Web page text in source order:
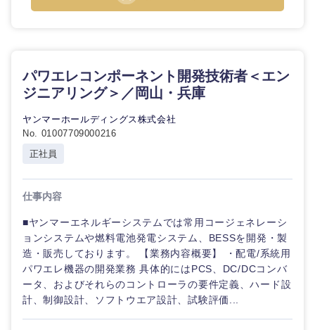
パワエレコンポーネント開発技術者＜エン
ジニアリング＞／岡山・兵庫
ヤンマーホールディングス株式会社
No. 01007709000216
正社員
仕事内容
■ヤンマーエネルギーシステムでは常用コージェネレーシ
ョンシステムや燃料電池発電システム、BESSを開発・製
造・販売しております。 【業務内容概要】 ・配電/系統用
パワエレ機器の開発業務 具体的にはPCS、DC/DCコンバ
ータ、およびそれらのコントローラの要件定義、ハード設
計、制御設計、ソフトウエア設計、試験評価...